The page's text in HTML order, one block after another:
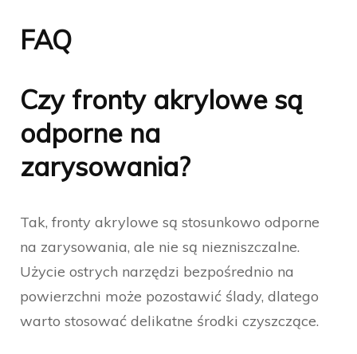
FAQ
Czy fronty akrylowe są
odporne na
zarysowania?
Tak, fronty akrylowe są stosunkowo odporne
na zarysowania, ale nie są niezniszczalne.
Użycie ostrych narzędzi bezpośrednio na
powierzchni może pozostawić ślady, dlatego
warto stosować delikatne środki czyszczące.